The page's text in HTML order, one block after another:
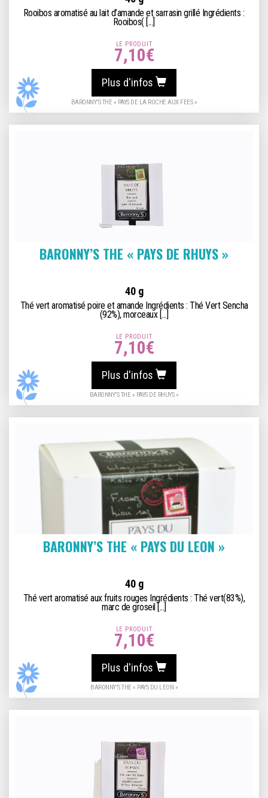
Rooibos aromatisé au lait d’amande et sarrasin grillé Ingrédients :
Rooibos( [...]
LE PRODUIT
7,10€
Plus d'infos
BARONNY’S THE « PAYS DE LA ROCHE AUX FEES »
BARONNY’S THE « PAYS DE RHUYS »
40 g
Thé vert aromatisé poire et amande Ingrédients : Thé Vert Sencha
(92%), morceaux [...]
LE PRODUIT
7,10€
Plus d'infos
BARONNY’S THE « PAYS DE RHUYS »
BARONNY’S THE « PAYS DU LEON »
40 g
Thé vert aromatisé aux fruits rouges Ingrédients : Thé vert(83%),
marc de groseil [...]
LE PRODUIT
7,10€
Plus d'infos
BARONNY’S THE « PAYS DU LEON »